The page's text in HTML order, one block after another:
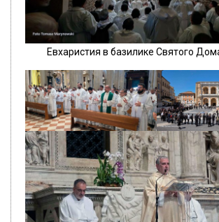
Евхаристия в базилике Святого